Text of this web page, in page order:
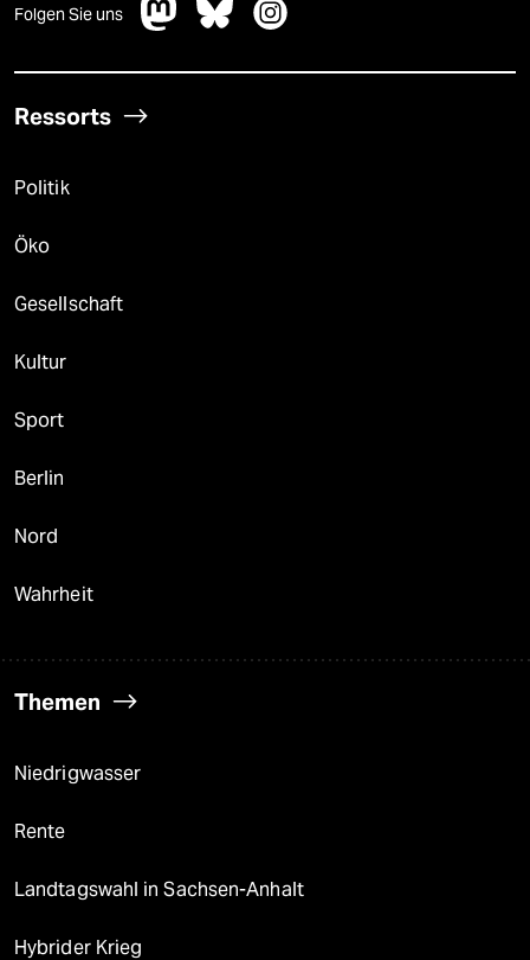
Folgen Sie uns
Ressorts
Politik
Öko
Gesellschaft
Kultur
Sport
Berlin
Nord
Wahrheit
Themen
Niedrigwasser
Rente
Landtagswahl in Sachsen-Anhalt
Hybrider Krieg